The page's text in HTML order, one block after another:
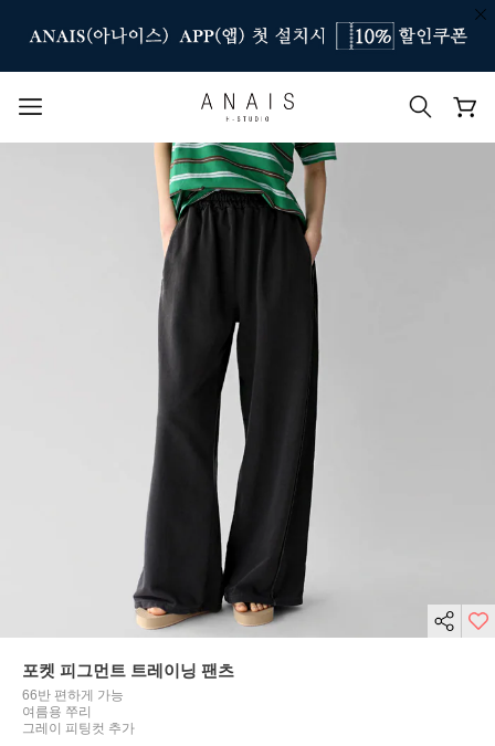
인기 검색어
#신상7%할인 #아나이스 제작
#BEST OF BEST
포켓 피그먼트 트레이닝 팬츠
66반 편하게 가능
여름용 쭈리
그레이 피팅컷 추가